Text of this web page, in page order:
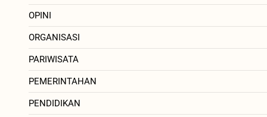
OPINI
ORGANISASI
PARIWISATA
PEMERINTAHAN
PENDIDIKAN